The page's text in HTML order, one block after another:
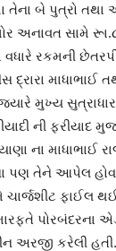
તેના બે પુત્રો
અનાવત સામે
રકમની
દ્રારા માધાભાઈ
મુખ્ય
ની ફરીયાદ
ના માધાભાઈ
પણ તેને આપેલ
ફાઈલ
પોરબંદરના
અરજી કરેલી